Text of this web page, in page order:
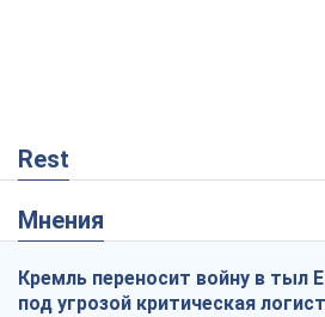
Rest
Мнения
Кремль переносит войну в тыл
под угрозой критическая